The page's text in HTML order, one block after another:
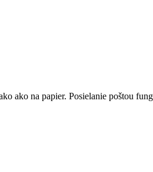
ako na papier. Posielanie poštou